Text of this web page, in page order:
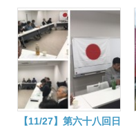
【11/27】第六十八回日